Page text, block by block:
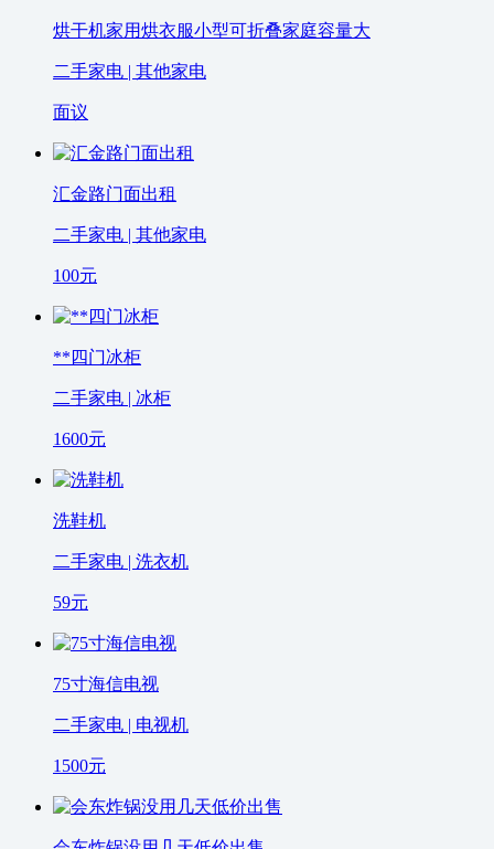
烘干机家用烘衣服小型可折叠家庭容量大
二手家电 | 其他家电
面议
汇金路门面出租
二手家电 | 其他家电
100元
**四门冰柜
二手家电 | 冰柜
1600元
洗鞋机
二手家电 | 洗衣机
59元
75寸海信电视
二手家电 | 电视机
1500元